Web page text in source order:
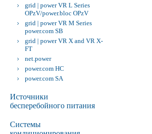
grid | power VR L Series
OPzV/power.bloc OPzV
grid | power VR M Series
power.com SB
grid | power VR X and VR X-
FT
net.power
power.com HC
power.com SA
Источники
бесперебойного питания
Сиcтемы